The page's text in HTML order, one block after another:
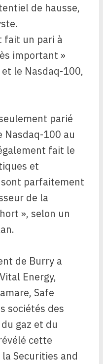
de hausse,
fait un pari à
important »
le Nasdaq-100,
parié
Nasdaq-100 au
fait le
et
parfaitement
de la
», selon un
de Burry a
Energy,
Safe
sociétés des
gaz et du
cette
Securities and